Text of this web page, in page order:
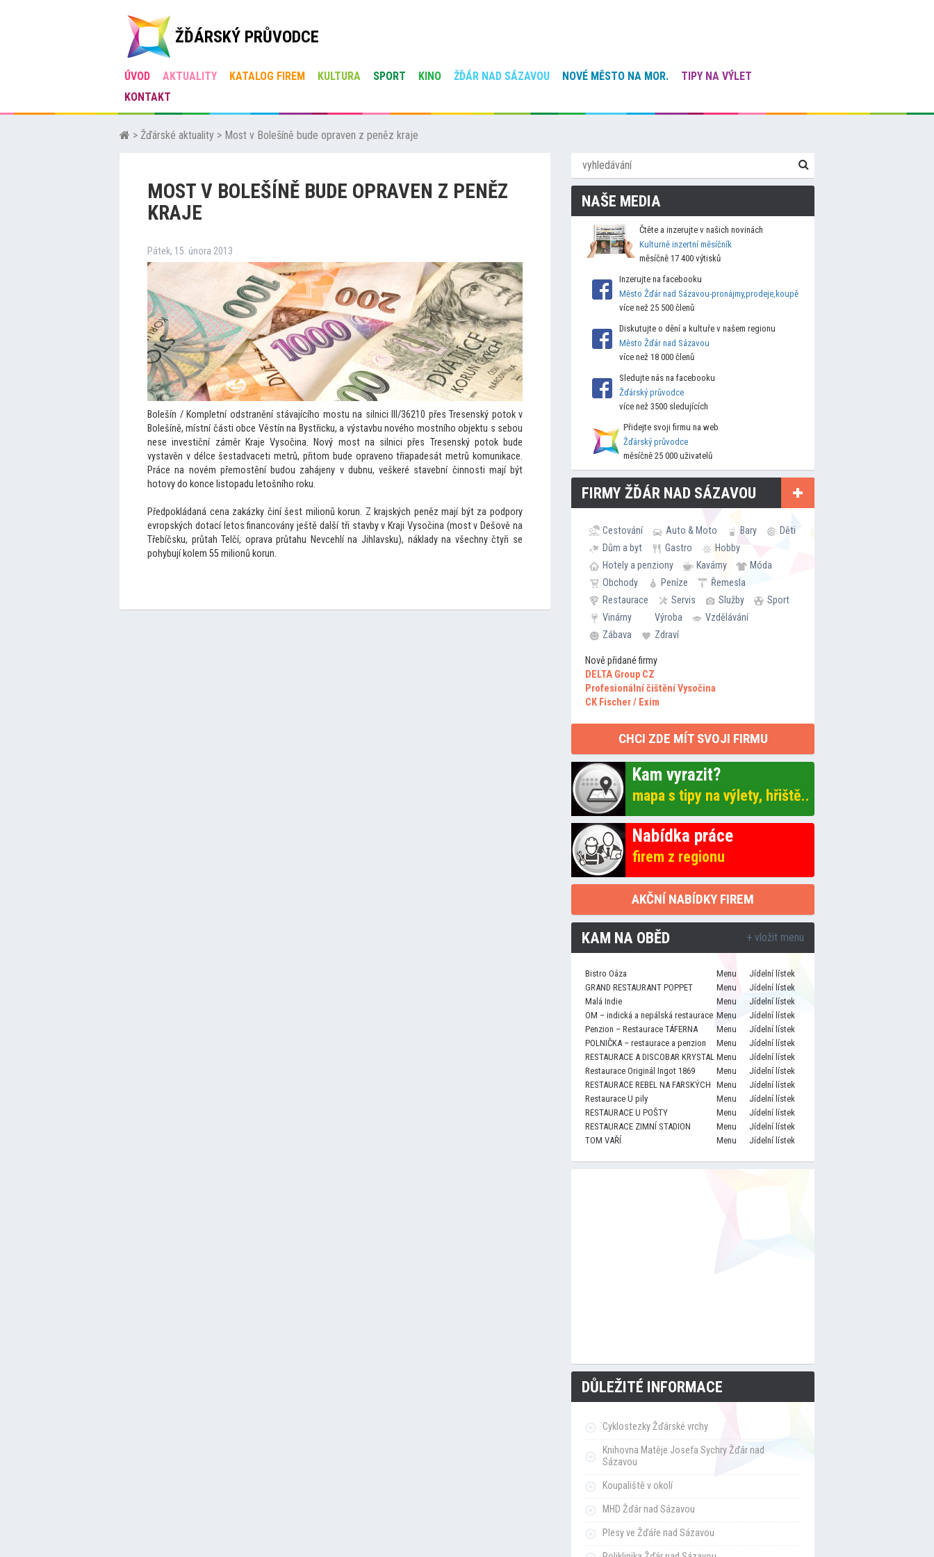
ŽĎÁRSKÝ PRŮVODCE
ÚVOD AKTUALITY KATALOG FIREM KULTURA SPORT KINO ŽĎÁR NAD SÁZAVOU NOVÉ MĚSTO NA MOR.
TIPY NA VÝLET
KONTAKT
> Žďárské aktuality > Most v Bolešíně bude opraven z peněz kraje
MOST V BOLEŠÍNĚ BUDE OPRAVEN Z PENĚZ
KRAJE
Pátek, 15. února 2013
Bolešín / Kompletní odstranění stávajícího mostu na silnici III/36210 přes Tresenský potok v
Bolešíně, místní části obce Věstín na Bystřicku, a výstavbu nového mostního objektu s sebou
nese investiční záměr Kraje Vysočina. Nový most na silnici přes Tresenský potok bude
vystavěn v délce šestadvaceti metrů, přitom bude opraveno třiapadesát metrů komunikace.
Práce na novém přemostění budou zahájeny v dubnu, veškeré stavební činnosti mají být
hotovy do konce listopadu letošního roku.
Předpokládaná cena zakázky činí šest milionů korun. Z krajských peněz mají být za podpory
evropských dotací letos financovány ještě další tři stavby v Kraji Vysočina (most v Dešově na
Třebíčsku, průtah Telčí, oprava průtahu Nevcehlí na Jihlavsku), náklady na všechny čtyři se
pohybují kolem 55 milionů korun.
NAŠE MEDIA
Čtěte a inzerujte v našich novinách
Kulturně inzertní měsíčník
měsíčně 17 400 výtisků
Inzerujte na facebooku
Město Žďár nad Sázavou-pronájmy,prodeje,koupě
více než 25 500 členů
Diskutujte o dění a kultuře v našem regionu
Město Žďár nad Sázavou
více než 18 000 členů
Sledujte nás na facebooku
Žďárský průvodce
více než 3500 sledujících
Přidejte svoji firmu na web
Žďárský průvodce
měsíčně 25 000 uživatelů
FIRMY ŽĎÁR NAD SÁZAVOU
Cestování Auto & Moto Bary
Děti
Dům a byt
Gastro
Hobby
Hotely a penziony
Kavárny
Móda
Obchody
Peníze
Řemesla
Restaurace
Servis Služby
Sport
Vinárny
Výroba
Vzdělávání
Zábava
Zdraví
Nově přidané firmy
DELTA Group CZ
Profesionální čištění Vysočina
CK Fischer / Exim
CHCI ZDE MÍT SVOJI FIRMU
Kam vyrazit?
mapa s tipy na výlety, hřiště..
Nabídka práce
firem z regionu
AKČNÍ NABÍDKY FIREM
KAM NA OBĚD + vložit menu
Bistro Oáza Menu
Jídelní lístek
GRAND RESTAURANT POPPET
Menu
Jídelní lístek
Malá Indie
Menu
Jídelní lístek
OM – indická a nepálská restaurace Menu
Jídelní lístek
Penzion – Restaurace TÁFERNA
Menu
Jídelní lístek
POLNIČKA – restaurace a penzion
Menu
Jídelní lístek
RESTAURACE A DISCOBAR KRYSTAL Menu
Jídelní lístek
Restaurace Originál Ingot 1869
Menu
Jídelní lístek
RESTAURACE REBEL NA FARSKÝCH Menu
Jídelní lístek
Restaurace U pily
Menu
Jídelní lístek
RESTAURACE U POŠTY
Menu
Jídelní lístek
RESTAURACE ZIMNÍ STADION
Menu
Jídelní lístek
TOM VAŘÍ
Menu Jídelní lístek
DŮLEŽITÉ INFORMACE
Cyklostezky Žďárské vrchy
Knihovna Matěje Josefa Sychry Žďár nad
Sázavou
Koupaliště v okolí
MHD Žďár nad Sázavou
Plesy ve Žďáře nad Sázavou